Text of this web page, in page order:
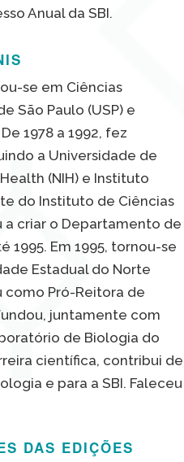
Anual da SBI.
se em Ciências
São Paulo (USP) e
1978 a 1992, fez
a Universidade de
(NIH) e Instituto
do Instituto de Ciências
a criar o Departamento de
Em 1995, tornou-se
Estadual do Norte
como Pró-Reitora de
juntamente com
de Biologia do
científica, contribui de
e para a SBI. Faleceu
DAS EDIÇÕES